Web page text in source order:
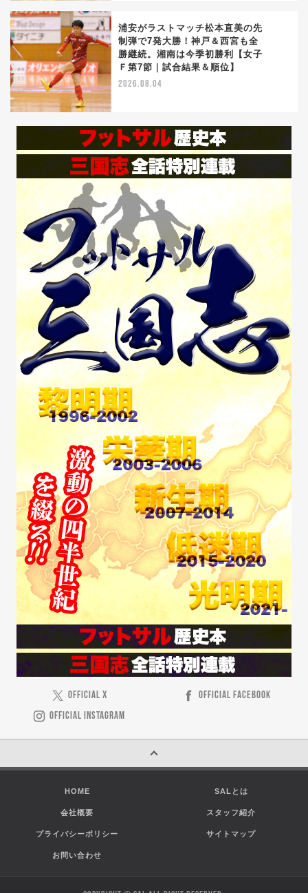
浦安がラストマッチ松本直美の先
制弾で7発大勝！神戸＆西宮も全
勝継続。湘南は今季初勝利【女子
Ｆ第7節｜試合結果＆順位】
2026.08.04
OFFICIAL X
OFFICIAL FACEBOOK
OFFICIAL INSTAGRAM
HOME SALとは
会社概要 スタッフ紹介
プライバシーポリシー サイトマップ
お問い合わせ